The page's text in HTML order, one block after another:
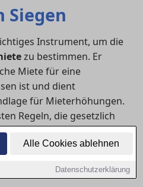
Alle Cookies ablehnen
Datenschutzerklärung
Siegen
Instrument, um die
zu bestimmen. Er
Miete für eine
ist und dient
für Mieterhöhungen.
Regeln, die gesetzlich
geprüft sind.
in den